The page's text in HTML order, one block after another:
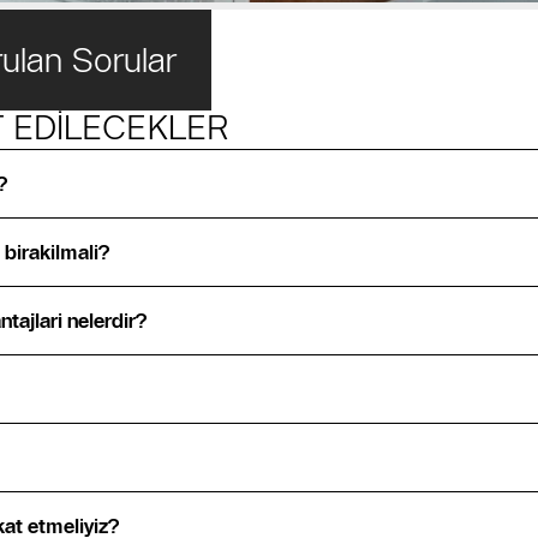
Sorular
nelerdir?
etmeliyiz?